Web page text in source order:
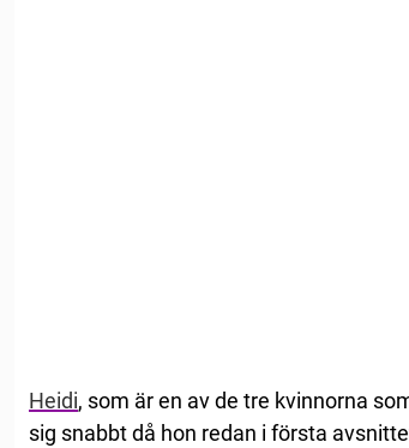
Heidi, som är en av de tre kvinnorna
sig snabbt då hon redan i första